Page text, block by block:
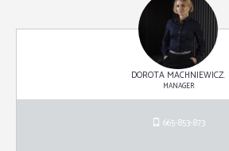
DOROTA MACHNIEWICZ.
MANAGER
665-853-873